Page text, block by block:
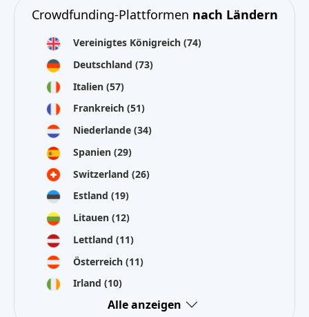
Crowdfunding-Plattformen nach Ländern
Vereinigtes Königreich (74)
Deutschland (73)
Italien (57)
Frankreich (51)
Niederlande (34)
Spanien (29)
Switzerland (26)
Estland (19)
Litauen (12)
Lettland (11)
Österreich (11)
Irland (10)
Alle anzeigen